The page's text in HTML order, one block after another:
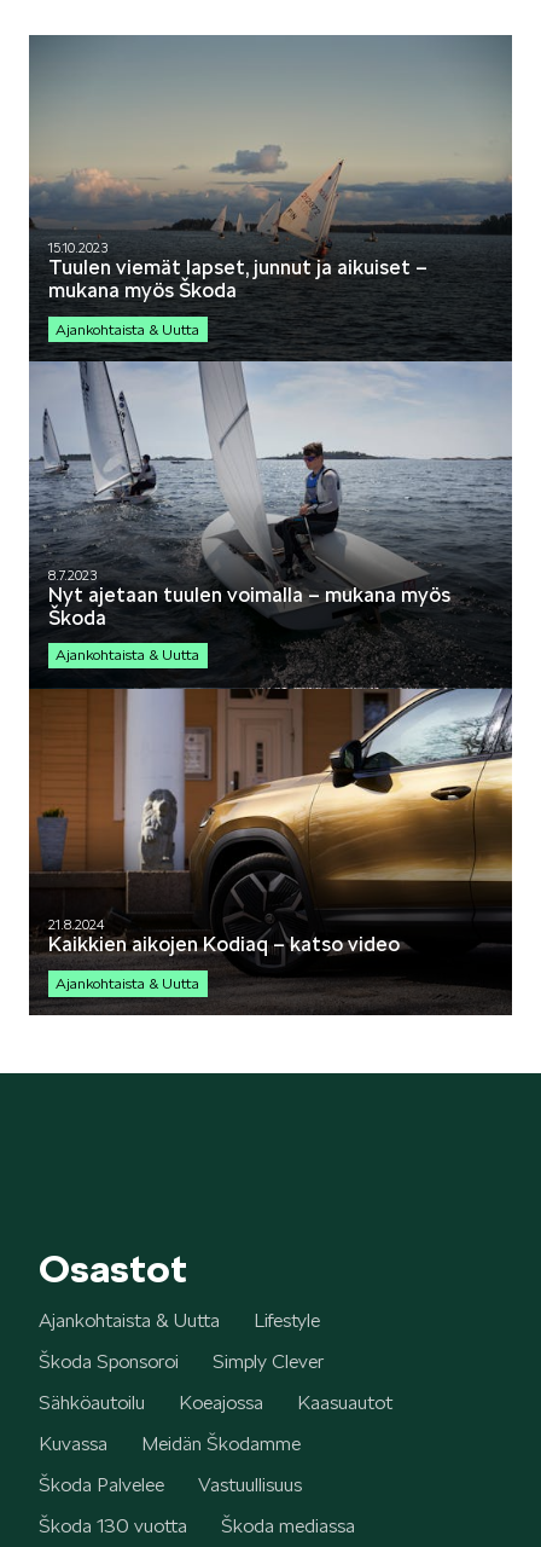
15.10.2023
Tuulen viemät lapset, junnut ja aikuiset –
mukana myös Škoda
Ajankohtaista & Uutta
8.7.2023
Nyt ajetaan tuulen voimalla – mukana myös
Škoda
Ajankohtaista & Uutta
21.8.2024
Kaikkien aikojen Kodiaq – katso video
Ajankohtaista & Uutta
Osastot
Ajankohtaista & Uutta
Lifestyle
Škoda Sponsoroi
Simply Clever
Sähköautoilu
Koeajossa
Kaasuautot
Kuvassa
Meidän Škodamme
Škoda Palvelee
Vastuullisuus
Škoda 130 vuotta
Škoda mediassa